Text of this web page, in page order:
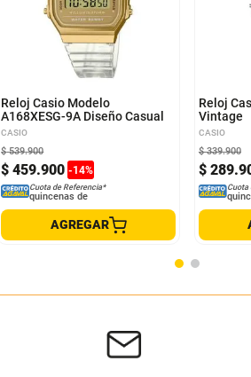
Reloj Casio Modelo
A168XESG-9A Diseño Casual
CASIO
$ 459.900 -14%
$ 539.900
Cuota de Referencia*
quincenas de
AGREGAR
Reloj
Vintage
CASIO
$ 289.
$ 339.900
Cuota